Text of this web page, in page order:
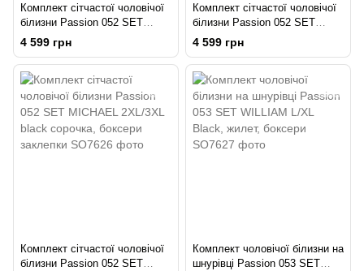
Комплект сітчастої чоловічої
білизни Passion 052 SET
MICHAEL L/XL black, сорочка,
боксери, заклепки
4 599 грн
Комплект сітчастої чоловічої
білизни Passion 052 SET
MICHAEL S/M black, сорочка,
боксери, заклепки
4 599 грн
Комплект сітчастої чоловічої
білизни Passion 052 SET
Комплект чоловічої білизни на
шнурівці Passion 053 SET